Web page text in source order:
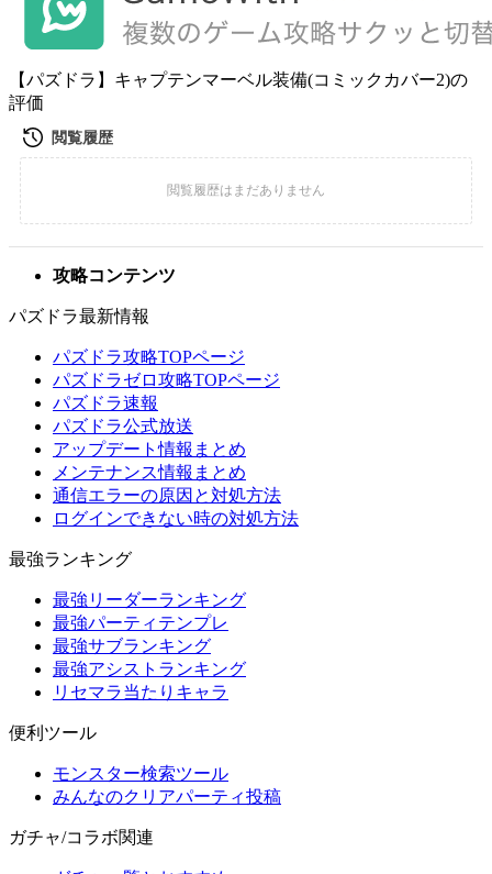
【パズドラ】キャプテンマーベル装備(コミックカバー2)の
評価
攻略コンテンツ
パズドラ最新情報
パズドラ攻略TOPページ
パズドラゼロ攻略TOPページ
パズドラ速報
パズドラ公式放送
アップデート情報まとめ
メンテナンス情報まとめ
通信エラーの原因と対処方法
ログインできない時の対処方法
最強ランキング
最強リーダーランキング
最強パーティテンプレ
最強サブランキング
最強アシストランキング
リセマラ当たりキャラ
便利ツール
モンスター検索ツール
みんなのクリアパーティ投稿
ガチャ/コラボ関連